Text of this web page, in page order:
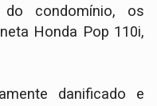
condomínio, os
Honda Pop 110i,
danificado e